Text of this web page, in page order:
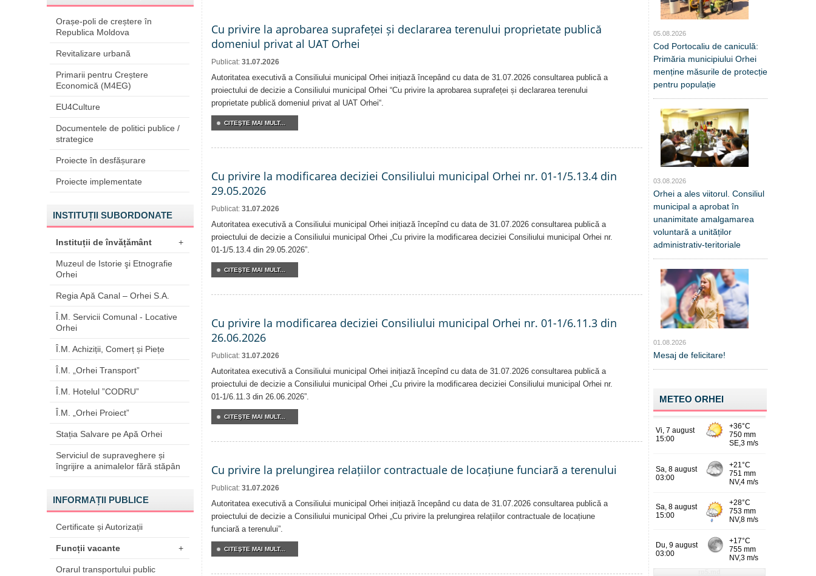
Orașe-poli de creștere în
Republica Moldova
Revitalizare urbană
Primarii pentru Creștere
Economică (M4EG)
EU4Culture
Documentele de politici publice /
strategice
Proiecte în desfășurare
Proiecte implementate
INSTITUȚII SUBORDONATE
Instituții de învățământ +
Muzeul de Istorie şi Etnografie
Orhei
Regia Apă Canal – Orhei S.A.
Î.M. Servicii Comunal - Locative
Orhei
Î.M. Achiziții, Comerț și Piețe
Î.M. „Orhei Transport”
Î.M. Hotelul ”CODRU”
Î.M. „Orhei Proiect”
Stația Salvare pe Apă Orhei
Serviciul de supraveghere și
îngrijire a animalelor fără stăpân
INFORMAȚII PUBLICE
Certificate și Autorizații
Funcții vacante +
Orarul transportului public
Cu privire la aprobarea suprafeței și declararea terenului proprietate publică
domeniul privat al UAT Orhei
Publicat: 31.07.2026
Autoritatea executivă a Consiliului municipal Orhei inițiază începând cu data de 31.07.2026 consultarea publică a
proiectului de decizie a Consiliului municipal Orhei “Cu privire la aprobarea suprafeței și declararea terenului
proprietate publică domeniul privat al UAT Orhei“.
CITEŞTE MAI MULT...
Cu privire la modificarea deciziei Consiliului municipal Orhei nr. 01-1/5.13.4 din
29.05.2026
Publicat: 31.07.2026
Autoritatea executivă a Consiliului municipal Orhei inițiază începînd cu data de 31.07.2026 consultarea publică a
proiectului de decizie a Consiliului municipal Orhei „Cu privire la modificarea deciziei Consiliului municipal Orhei nr.
01-1/5.13.4 din 29.05.2026”.
CITEŞTE MAI MULT...
Cu privire la modificarea deciziei Consiliului municipal Orhei nr. 01-1/6.11.3 din
26.06.2026
Publicat: 31.07.2026
Autoritatea executivă a Consiliului municipal Orhei inițiază începînd cu data de 31.07.2026 consultarea publică a
proiectului de decizie a Consiliului municipal Orhei „Cu privire la modificarea deciziei Consiliului municipal Orhei nr.
01-1/6.11.3 din 26.06.2026”.
CITEŞTE MAI MULT...
Cu privire la prelungirea relațiilor contractuale de locațiune funciară a terenului
Publicat: 31.07.2026
Autoritatea executivă a Consiliului municipal Orhei inițiază începând cu data de 31.07.2026 consultarea publică a
proiectului de decizie a Consiliului municipal Orhei „Cu privire la prelungirea relațiilor contractuale de locațiune
funciară a terenului”.
CITEŞTE MAI MULT...
05.08.2026
Cod Portocaliu de caniculă:
Primăria municipiului Orhei
menține măsurile de protecție
pentru populație
03.08.2026
Orhei a ales viitorul. Consiliul
municipal a aprobat în
unanimitate amalgamarea
voluntară a unităților
administrativ-teritoriale
01.08.2026
Mesaj de felicitare!
METEO ORHEI